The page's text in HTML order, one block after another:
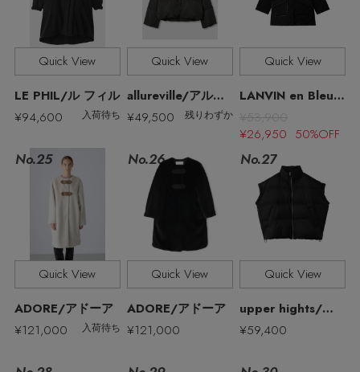
Quick View
LE PHIL/ル フィル
¥94,600
入荷待ち
Quick View
allureville/アルアバイル
¥49,500
残りわずか
Quick View
LANVIN en Bleu/ランバン オン ブルー
¥53,900
¥26,950 50%OFF
No.25
Quick View
ADORE/アドーア
¥121,000
入荷待ち
No.26
Quick View
ADORE/アドーア
¥121,000
No.27
Quick View
upper hights/アッパーハイツ
¥59,400